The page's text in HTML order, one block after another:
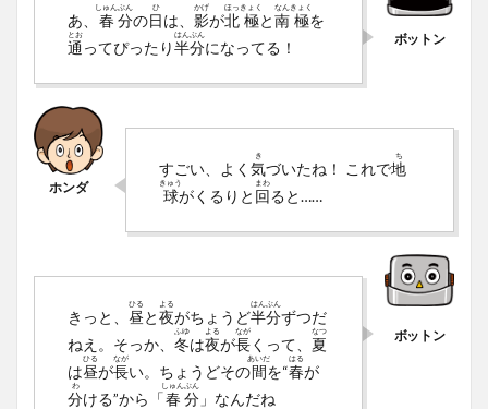
あ、 春
しゅん
分
ぶん
の日
ひ
は、 影
かげ
が北
ほっ
極
きょく
と南
なん
極
きょく
を
通
とお
ってぴったり半
はん
分
ぶん
になってる！
すごい、よく 気
き
づいたね！ これで地
ち
球
きゅう
がくるりと 回
まわ
ると……
きっと、 昼
ひる
と夜
よる
がちょうど半
はん
分
ぶん
ずつだ
ねえ。そっか、 冬
ふゆ
は夜
よる
が長
なが
くって、 夏
なつ
は昼
ひる
が長
なが
い。ちょうどその間
あいだ
を“春
はる
が
分
わ
ける”から「春
しゅん
分
ぶん
」なんだね